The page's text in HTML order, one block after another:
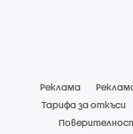
Реклама
Тарифа за откъси